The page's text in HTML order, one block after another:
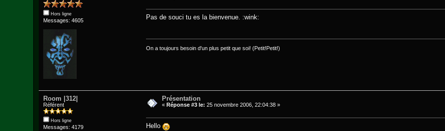
Hors ligne
Messages: 4605 Pas de souci tu es la bienvenue. :wink:
On a toujours besoin d'un plus petit que soi! (Petit!Petit!)
Room |312|
Référent
Hors ligne
Messages: 4179
Présentation
«Réponse #3 le: 25 novembre 2006, 22:04:38 »
Hello